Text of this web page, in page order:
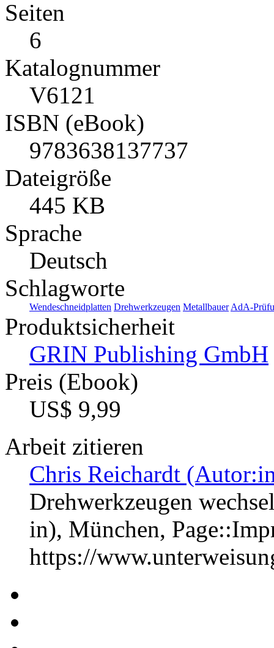
Seiten
6
Katalognummer
V6121
ISBN (eBook)
9783638137737
Dateigröße
445 KB
Sprache
Deutsch
Schlagworte
Wendeschneidplatten Drehwerkzeugen Metallbauer AdA-
Produktsicherheit
GRIN Publishing GmbH
Preis (Ebook)
US$ 9,99
Arbeit zitieren
Chris Reichardt
Drehwerkzeugen
in), München,
https://